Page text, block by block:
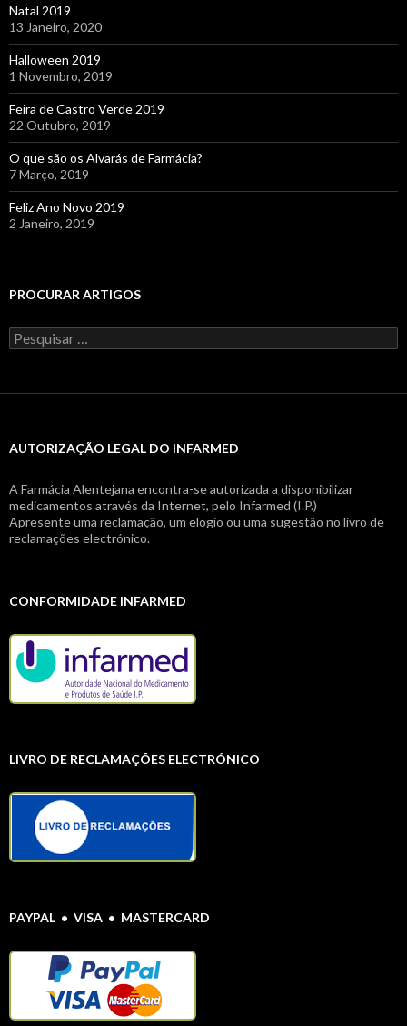
Natal 2019
13 Janeiro, 2020
Halloween 2019
1 Novembro, 2019
Feira de Castro Verde 2019
22 Outubro, 2019
O que são os Alvarás de Farmácia?
7 Março, 2019
Feliz Ano Novo 2019
2 Janeiro, 2019
PROCURAR ARTIGOS
Pesquisar
por:
AUTORIZAÇÃO LEGAL DO INFARMED
A Farmácia Alentejana encontra-se autorizada a disponibilizar
medicamentos através da Internet, pelo Infarmed (I.P.)
Apresente uma reclamação, um elogio ou uma sugestão no livro de
reclamações electrónico.
CONFORMIDADE INFARMED
LIVRO DE RECLAMAÇÕES ELECTRÓNICO
PAYPAL • VISA • MASTERCARD